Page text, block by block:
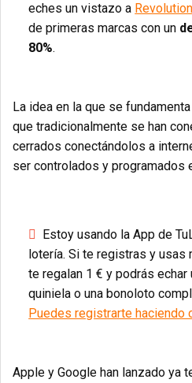
eches un vistazo a
de primeras marcas con un
80%.
La idea en la que se
que tradicionalmente se han
cerrados conectándolos a
ser controlados y programados
Estoy usando la App de
lotería. Si te registras y
te regalan 1 € y podrás echar
quiniela o una bonoloto
Puedes registrarte haciendo
Apple y Google han lanzado ya